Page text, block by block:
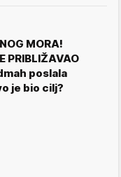
MORA!
PRIBLIŽAVAO
poslala
je bio cilj?